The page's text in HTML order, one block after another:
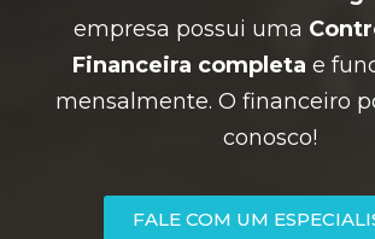
empresa possui uma
Financeira completa e
mensalmente. O financeiro
conosco!
FALE COM UM